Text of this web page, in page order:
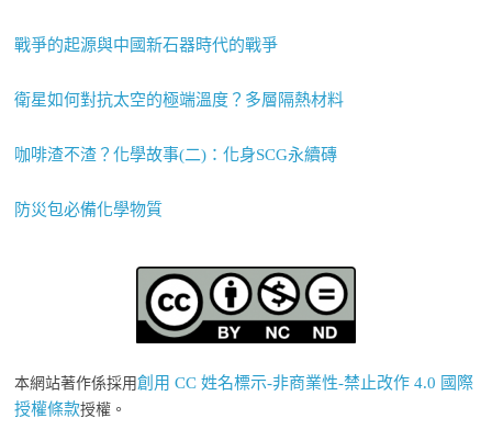
戰爭的起源與中國新石器時代的戰爭
衛星如何對抗太空的極端溫度？多層隔熱材料
咖啡渣不渣？化學故事(二)：化身SCG永續磚
防災包必備化學物質
本網站著作係採用創用 CC 姓名標示-非商業性-禁止改作 4.0 國際
授權條款授權。